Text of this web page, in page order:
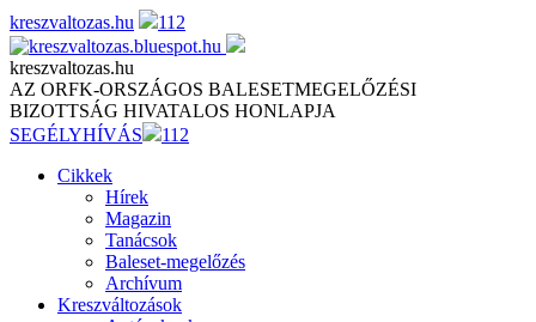
Skip
to
content
kreszvaltozas.hu 112
kreszvaltozas.hu
AZ ORFK-ORSZÁGOS BALESETMEGELŐZÉSI
BIZOTTSÁG HIVATALOS HONLAPJA
SEGÉLYHÍVÁS
112
Cikkek
Hírek
Magazin
Tanácsok
Baleset-megelőzés
Archívum
Kreszváltozások